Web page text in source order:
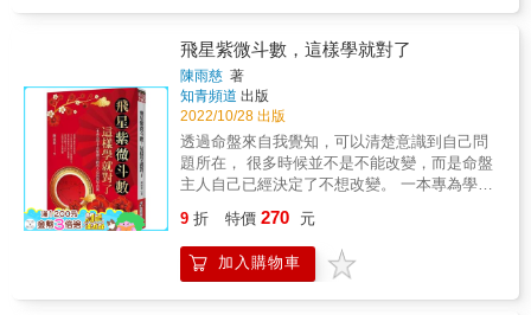
有一張自己專屬的命盤、有自己的運道。本書
教你一套看懂流年命盤的基本功夫，你才會真
的知道自己有沒有可能發大財生小孩。 & 2.整
合實戰技巧！加碼教你用本命盤的命宮主星推
算流年運勢 本書以2023年流年盤舉例，學習時
更有方向，而且很快就能驗證！讀者可以從
2023年星曜的四化以及命盤上祿、羊、陀的位
置，對應宮位的意涵後，練習解讀整體運勢，
更能藉由本命盤命宮主星的特質推斷出各種細
整體運勢 除了教你看懂自己命盤的流年運勢，
本書亦有大耕老師與琥珀老師對於2023年十四
顆主星流年運勢分析和月運提醒可以盡情服
陽，無謂悲哀 誰都會有面對痛苦的時候，誰都
會有面對生活的無奈，讀完本書，您就會明
飛星紫微斗數，這樣學就對了
陳雨慈 著
知青頻道 出版
2022/10/28 出版
透過命盤來自我覺知，可以清楚意識到自己問
題所在， 很多時候並不是不能改變，而是命盤
主人自己已經決定了不想改變。 一本專為學不
我，為什麼覺得我說的紫微斗數更像心理輔導
呢？ 相信大家一定會對心理學跟紫微斗數為什
麼可以並論產生疑問？ 在我的體悟與理解當
9 折 特價 270 元
加入購物車